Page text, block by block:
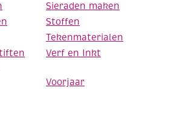
Sieraden maken
Stoffen
Tekenmaterialen
Verf en Inkt
Voorjaar